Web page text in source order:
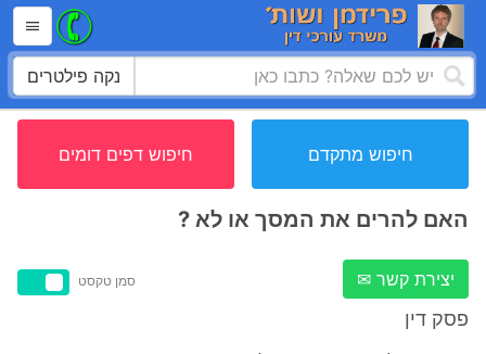
נקה פילטרים
חיפוש מתקדם חיפוש דפים דומים
האם להרים את המסך או לא ?
יצירת קשר ✉ סמן טקסט
פסק דין